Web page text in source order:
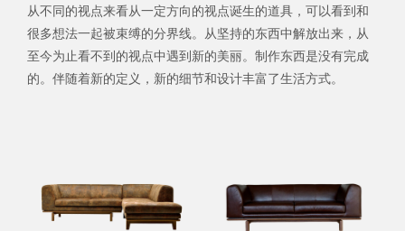
从不同的视点来看从一定方向的视点诞生的道具，可以看到和
很多想法一起被束缚的分界线。从坚持的东西中解放出来，从
至今为止看不到的视点中遇到新的美丽。制作东西是没有完成
的。伴随着新的定义，新的细节和设计丰富了生活方式。